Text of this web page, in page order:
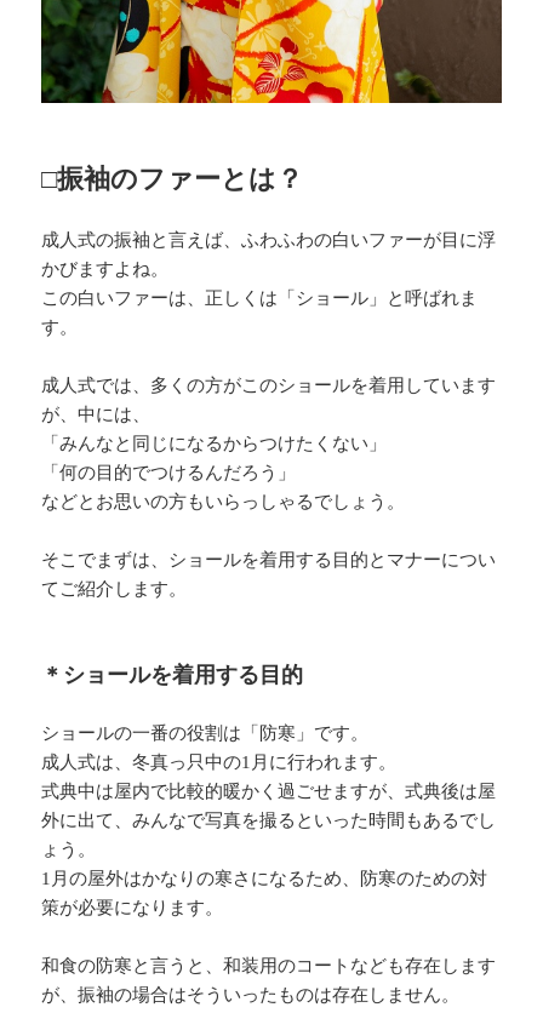
□振袖のファーとは？
成人式の振袖と言えば、ふわふわの白いファーが目に浮
かびますよね。
この白いファーは、正しくは「ショール」と呼ばれま
す。
成人式では、多くの方がこのショールを着用しています
が、中には、
「みんなと同じになるからつけたくない」
「何の目的でつけるんだろう」
などとお思いの方もいらっしゃるでしょう。
そこでまずは、ショールを着用する目的とマナーについ
てご紹介します。
＊ショールを着用する目的
ショールの一番の役割は「防寒」です。
成人式は、冬真っ只中の1月に行われます。
式典中は屋内で比較的暖かく過ごせますが、式典後は屋
外に出て、みんなで写真を撮るといった時間もあるでし
ょう。
1月の屋外はかなりの寒さになるため、防寒のための対
策が必要になります。
和食の防寒と言うと、和装用のコートなども存在します
が、振袖の場合はそういったものは存在しません。